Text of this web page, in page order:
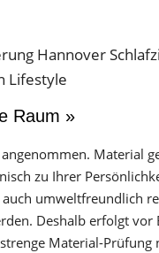
Raum »
Material
zu Ihrer
auch umweltfreundlich
Deshalb erfolgt vor
strenge Material-Prüfung